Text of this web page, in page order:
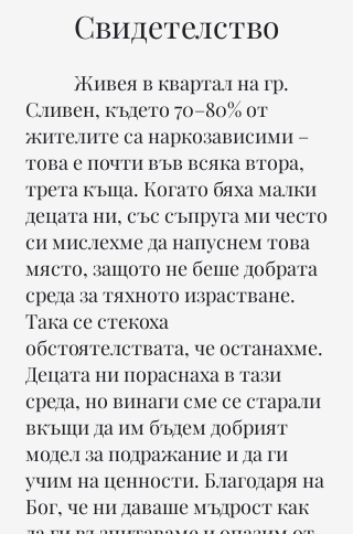
Свидетелство
Живея в квартал на гр.
Сливен, където 70–80% от
жителите са наркозависими –
това е почти във всяка втора,
трета къща. Когато бяха малки
децата ни, със съпруга ми често
си мислехме да напуснем това
място, защото не беше добрата
среда за тяхното израстване.
Така се стекоха
обстоятелствата, че останахме.
Децата ни пораснаха в тази
среда, но винаги сме се старали
вкъщи да им бъдем добрият
модел за подражание и да ги
учим на ценности. Благодаря на
Бог, че ни даваше мъдрост как